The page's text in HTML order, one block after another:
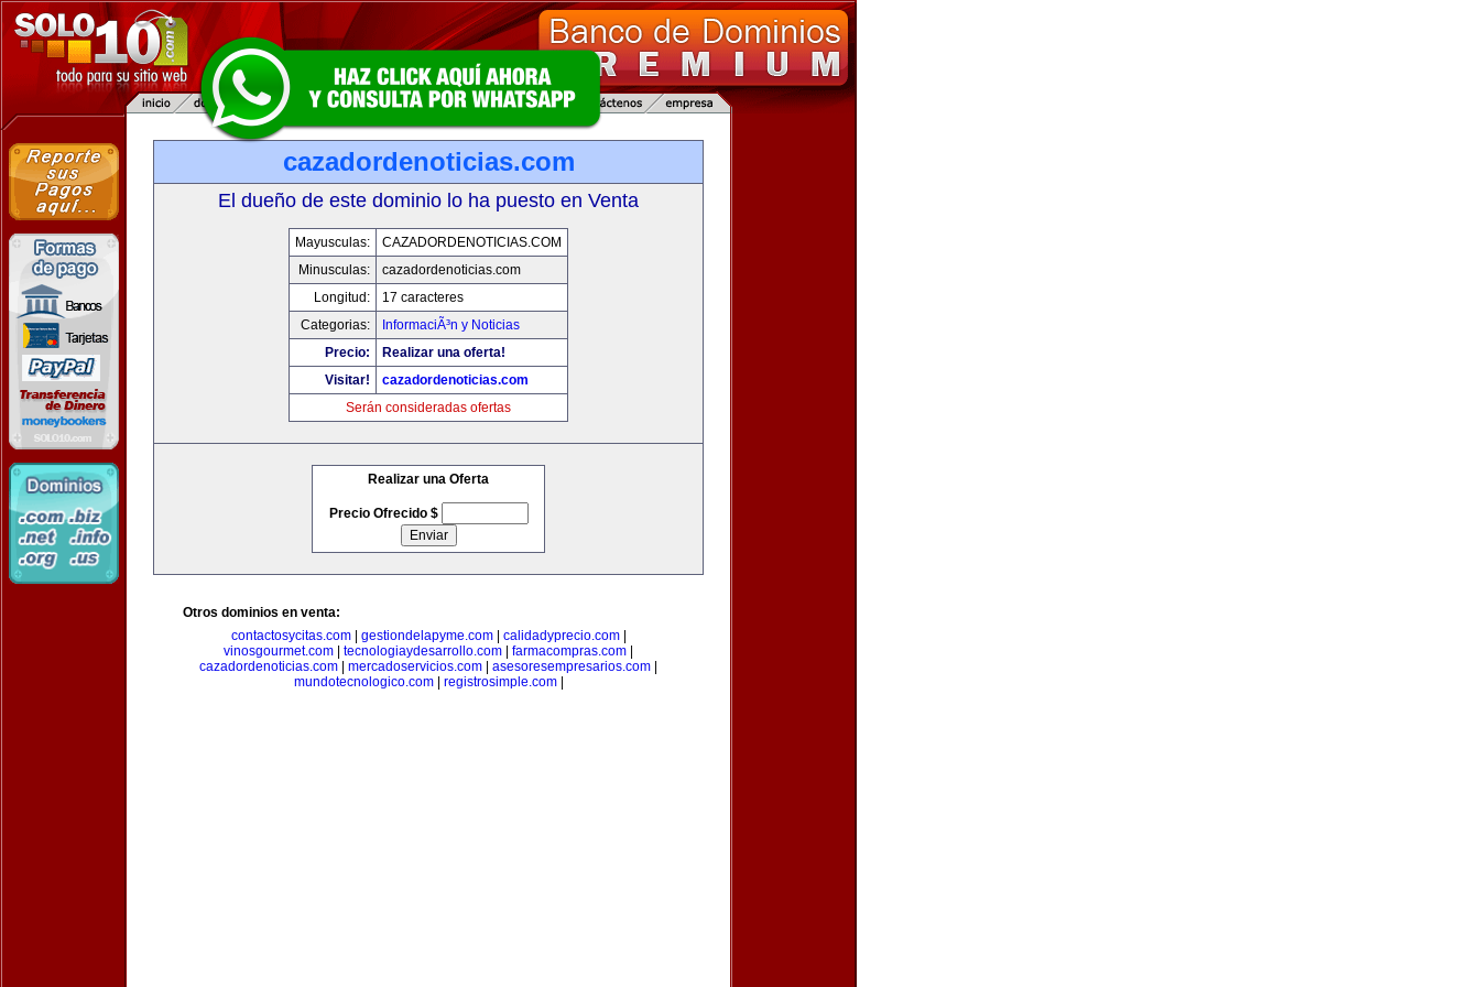
cazadordenoticias.com
El dueño de este dominio lo ha puesto en Venta
Mayusculas:
CAZADORDENOTICIAS.COM
Minusculas:
cazadordenoticias.com
Longitud:
17 caracteres
Categorias:
InformaciÃ³n y Noticias
Precio:
Realizar una oferta!
Visitar!
cazadordenoticias.com
Serán consideradas ofertas
Realizar una Oferta
Precio Ofrecido $
Otros dominios en venta:
contactosycitas.com| gestiondelapyme.com| calidadyprecio.com|
vinosgourmet.com
tecnologiaydesarrollo.com farmacompras.com
cazadordenoticias.com
mercadoservicios.com asesoresempresarios.com
mundotecnologico.com| registrosimple.com|